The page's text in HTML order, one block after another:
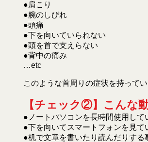
●肩こり
●腕のしびれ
●頭痛
●下を向いていられない
●頭を首で支えらない
●背中の痛み
…etc
このような首周りの症状を持って
【チェック②】こんな
●ノートパソコンを長時間使用して
●下を向いてスマートフォンを見て
●机で文章を書いたり読んだりする